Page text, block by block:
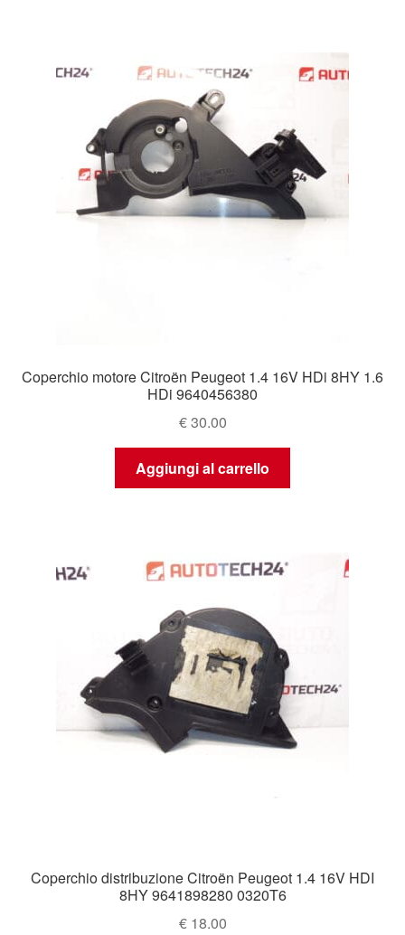
Coperchio motore Citroën Peugeot 1.4 16V HDi 8HY 1.6
HDi 9640456380
€30.00
Aggiungi al carrello
Coperchio distribuzione Citroën Peugeot 1.4 16V HDI
8HY 9641898280 0320T6
€18.00